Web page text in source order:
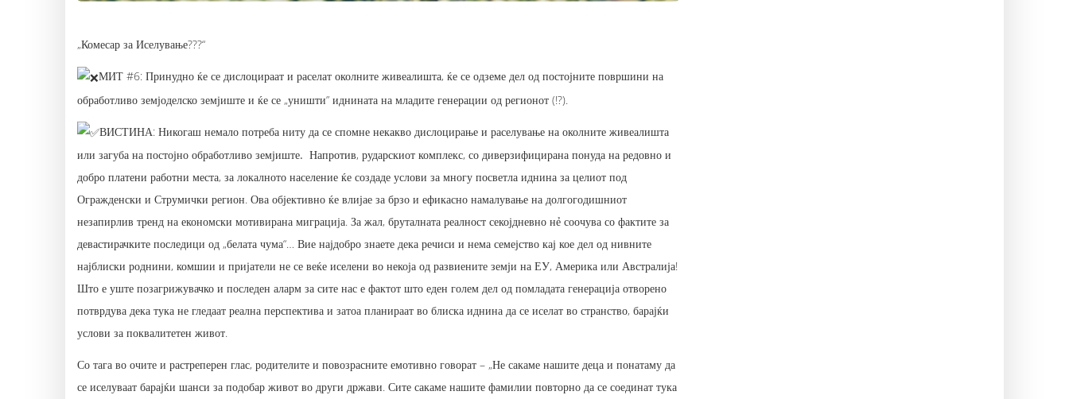
„Комесар за Иселување???“
МИТ #6: Принудно ќе се дислоцираат и раселат околните живеалишта, ќе се одземе дел од постојните површини на
обработливо земјоделско земјиште и ќе се „уништи” иднината на младите генерации од регионот (!?).
ВИСТИНА: Никогаш немало потреба ниту да се спомне некакво дислоцирање и раселување на околните живеалишта
или загуба на постојно обработливо земјиште. Напротив, рударскиот комплекс, со диверзифицирана понуда на редовно и
добро платени работни места, за локалното население ќе создаде услови за многу посветла иднина за целиот под
Огражденски и Струмички регион. Ова објективно ќе влијае за брзо и ефикасно намалување на долгогодишниот
незапирлив тренд на економски мотивирана миграција. За жал, бруталната реалност секојдневно нẻ соочува со фактите за
девастирачките последици од „белата чума“… Вие најдобро знаете дека речиси и нема семејство кај кое дел од нивните
најблиски роднини, комшии и пријатели не се веќе иселени во некоја од развиените земји на ЕУ, Америка или Австралија!
Што е уште позагрижувачко и последен аларм за сите нас е фактот што еден голем дел од помладата генерација отворено
потврдува дека тука не гледаат реална перспектива и затоа планираат во блиска иднина да се иселат во странство, барајќи
услови за поквалитетен живот.
Со тага во очите и растреперен глас, родителите и повозрасните емотивно говорат – „Не сакаме нашите деца и понатаму да
се иселуваат барајќи шанси за подобар живот во други држави. Сите сакаме нашите фамилии повторно да се соединат тука